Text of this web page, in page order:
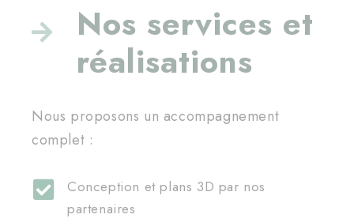
Nos services et
réalisations
Nous proposons un accompagnement
complet :
Conception et plans 3D par nos
partenaires